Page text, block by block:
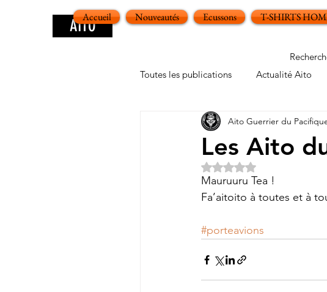
AITOAccueil Nouveautés Ecussons T-SHIRTS
Toutes les publications Actualité Aito
Les Aito
Aito Guerrier du
Noté NaN étoiles sur 5.
Mauruuru Tea !
Fa’aitoito à toutes et à
#porteavions